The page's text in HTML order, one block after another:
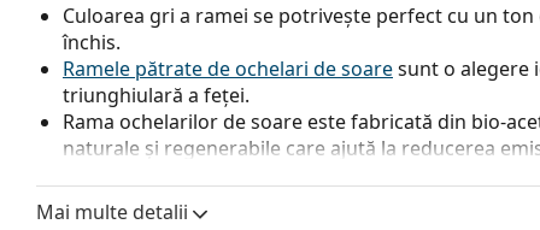
Culoarea gri a ramei se potrivește perfect cu un
închis.
Ramele pătrate de ochelari de soaresunt o alegere
triunghiulară a feței.
Rama ochelarilor de soare este fabricată din bio-
naturale și regenerabile care ajută la reducerea
și contribuie la protecția mediului.
Mai multe detalii